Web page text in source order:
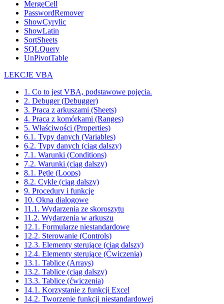
MergeCell
PasswordRemover
ShowCyrylic
ShowLatin
SortSheets
SQLQuery
UnPivotTable
LEKCJE VBA
1. Co to jest VBA, podstawowe pojęcia.
2. Debuger (Debugger)
3. Praca z arkuszami (Sheets)
4. Praca z komórkami (Ranges)
5. Właściwości (Properties)
6.1. Typy danych (Variables)
6.2. Typy danych (ciąg dalszy)
7.1. Warunki (Conditions)
7.2. Warunki (ciąg dalszy)
8.1. Pętle (Loops)
8.2. Cykle (ciąg dalszy)
9. Procedury i funkcje
10. Okna dialogowe
11.1. Wydarzenia ze skoroszytu
11.2. Wydarzenia w arkuszu
12.1. Formularze niestandardowe
12.2. Sterowanie (Controls)
12.3. Elementy sterujące (ciąg dalszy)
12.4. Elementy sterujące (Ćwiczenia)
13.1. Tablice (Arrays)
13.2. Tablice (ciąg dalszy)
13.3. Tablice (ćwiczenia)
14.1. Korzystanie z funkcji Excel
14.2. Tworzenie funkcji niestandardowej